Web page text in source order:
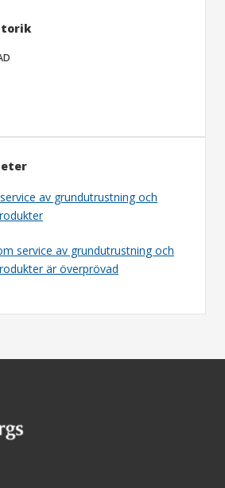
av grundutrustning och
service av grundutrustning och
är överprövad